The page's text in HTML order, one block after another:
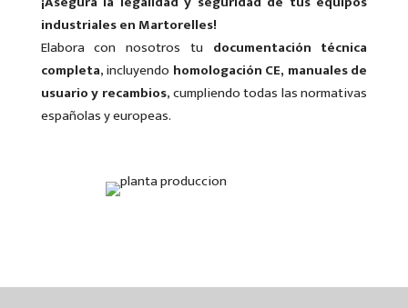
industriales en Martorelles!
Elabora con nosotros tu documentación técnica
completa, incluyendo homologación CE, manuales de
usuario y recambios, cumpliendo todas las normativas
españolas y europeas.